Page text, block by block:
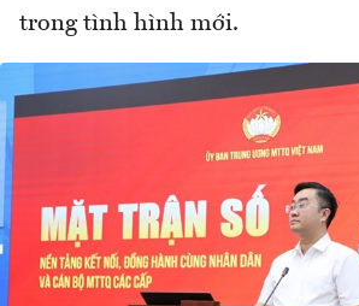
trong tình hình mới.